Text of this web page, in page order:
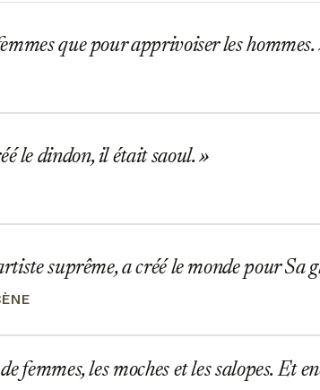
que pour apprivoiser les hommes.
le dindon, il était saoul.
suprême, a créé le monde pour Sa
femmes, les moches et les salopes. Et